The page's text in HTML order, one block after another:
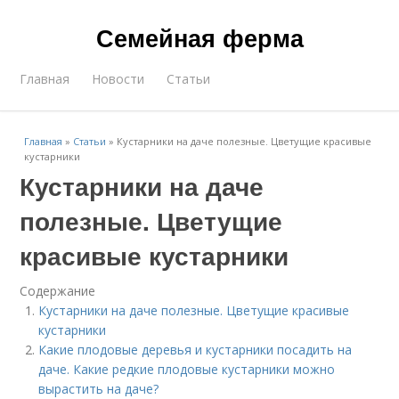
Семейная ферма
Главная Новости Статьи
Главная » Статьи » Кустарники на даче полезные. Цветущие красивые
кустарники
Кустарники на даче
полезные. Цветущие
красивые кустарники
Содержание
Кустарники на даче полезные. Цветущие красивые
кустарники
Какие плодовые деревья и кустарники посадить на
даче. Какие редкие плодовые кустарники можно
вырастить на даче?